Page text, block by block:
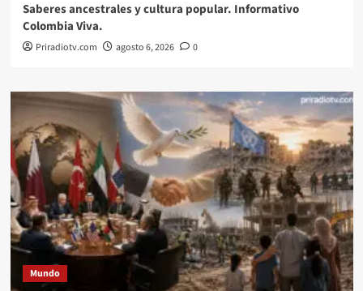
Saberes ancestrales y cultura popular. Informativo
Colombia Viva.
Priradiotv.com agosto 6, 2026 0
Mundo